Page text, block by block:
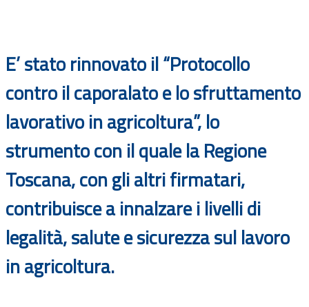
E’ stato rinnovato il “Protocollo
contro il caporalato e lo sfruttamento
lavorativo in agricoltura”, lo
strumento con il quale la Regione
Toscana, con gli altri firmatari,
contribuisce a innalzare i livelli di
legalità, salute e sicurezza sul lavoro
in agricoltura.